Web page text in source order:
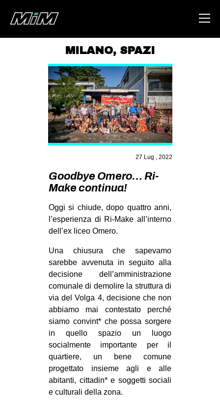
ABOUT
AREA
DEGENERAZIONE
GAZA FREESTYLE
CSOA LAMBRETTA
MSM
STUDENTI TSUNAMI
ZAM
SPAZI
SPORT POPOLARE
MOVIMENTI
AMBIENTE
ANTIFASCISMO
DIRITTO ALL’ABITARE
MIGRAZIONI
PRECARIATO
MILANO, SPAZI
27 Lug , 2022
Goodbye Omero… Ri-
Make continua!
Oggi si chiude, dopo quattro anni,
l’esperienza di Ri-Make all’interno
dell’ex liceo Omero.
Una chiusura che sapevamo
sarebbe avvenuta in seguito alla
decisione dell’amministrazione
comunale di demolire la struttura di
via del Volga 4, decisione che non
abbiamo mai contestato perché
siamo convint* che possa sorgere
in quello spazio un luogo
socialmente importante per il
quartiere, un bene comune
progettato insieme agli e alle
abitanti, cittadin* e soggetti sociali
e culturali della zona.